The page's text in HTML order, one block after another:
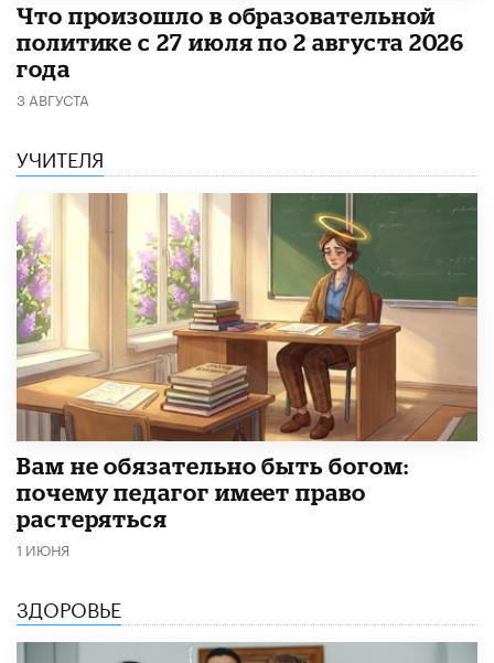
​Что произошло в образовательной
политике с 27 июля по 2 августа 2026
года
3 АВГУСТА
УЧИТЕЛЯ
​Вам не обязательно быть богом:
почему педагог имеет право
растеряться
1 ИЮНЯ
ЗДОРОВЬЕ